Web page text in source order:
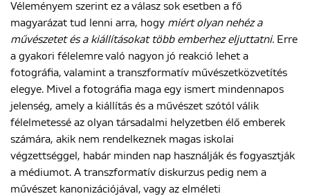
Véleményem szerint ez a válasz sok esetben a fő
magyarázat tud lenni arra, hogy miért olyan nehéz a
művészetet és a kiállításokat több emberhez eljuttatni. Erre
a gyakori félelemre való nagyon jó reakció lehet a
fotográfia, valamint a transzformatív művészetközvetítés
elegye. Mivel a fotográfia maga egy ismert mindennapos
jelenség, amely a kiállítás és a művészet szótól válik
félelmetessé az olyan társadalmi helyzetben élő emberek
számára, akik nem rendelkeznek magas iskolai
végzettséggel, habár minden nap használják és fogyasztják
a médiumot. A transzformatív diskurzus pedig nem a
művészet kanonizációjával, vagy az elméleti